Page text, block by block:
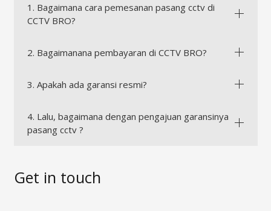
1. Bagaimana cara pemesanan pasang cctv di
CCTV BRO?
2. Bagaimanana pembayaran di CCTV BRO?
3. Apakah ada garansi resmi?
4. Lalu, bagaimana dengan pengajuan garansinya
pasang cctv ?
Get in touch